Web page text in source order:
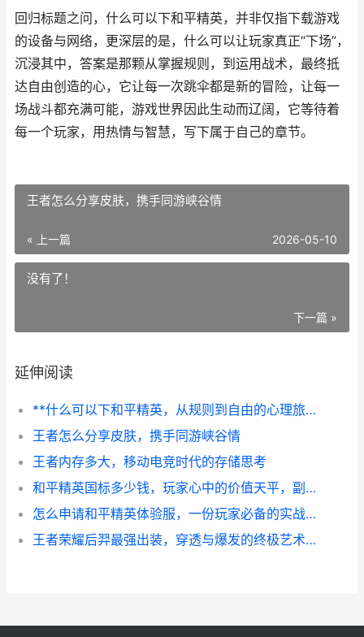
回归标题之问，什么可以下和平精英，并非仅指下载游戏
的设备与网络，更深层的是，什么可以让玩家真正“下场”，
沉浸其中，答案是那颗从掌握规则，到运用战术，最终抵
达自由创造的心，它让每一次跳伞都是新的冒险，让每一
场战斗都充满可能，游戏世界因此生动而辽阔，它等待着
每一个玩家，用热情与智慧，写下属于自己的章节。
王者怎么分享皮肤，携手同游峡谷情
« 上一篇 2026-05-10
没有了！
下一篇 »
延伸阅读
**什么可以下和平精英，从规则到自由的心理旅程**
王者怎么分享皮肤，携手同游峡谷情
王者内存多大，移动电竞时代的存储思考
和平精英国标多少钱，玩家心中的价值天平，副标题，浅谈游戏投入与情感回报的辩证关系
怎么申请和平精英体验服，一份玩家必备的实战指南，副标题，抢先体验新内容的完整步骤解析
王者荣耀后羿最强出装，穿透与爆发的终极艺术，副标题，逐日之弓下的末世裁决